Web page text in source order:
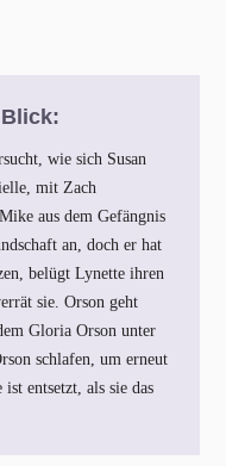
wie sich Susan
mit Zach
aus dem Gefängnis
an, doch er hat
belügt Lynette ihren
sie. Orson geht
Gloria Orson unter
schlafen, um erneut
entsetzt, als sie das